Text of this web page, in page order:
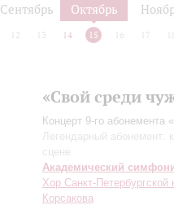
Сентябрь Октябрь
12 13 14 15 16 17
«Свой среди
Концерт 9-го абонемента «
Легендарный абонемент:
сцене
Академический
Хор Санкт-
Корсакова